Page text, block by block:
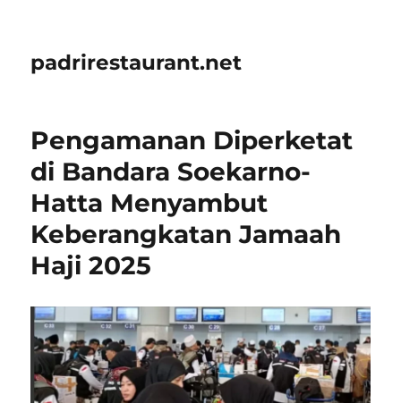
padrirestaurant.net
Pengamanan Diperketat
di Bandara Soekarno-
Hatta Menyambut
Keberangkatan Jamaah
Haji 2025